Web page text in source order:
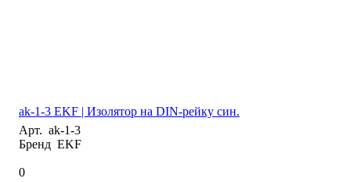
ak-1-3 EKF | Изолятор на DIN-рейку син.
Арт. ak-1-3
Бренд EKF
0